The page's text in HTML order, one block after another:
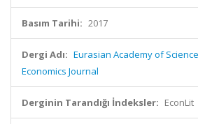
Basım Tarihi: 2017
Dergi Adı: Eurasian Academy of
Economics Journal
Derginin Tarandığı İndeksler: EconLit